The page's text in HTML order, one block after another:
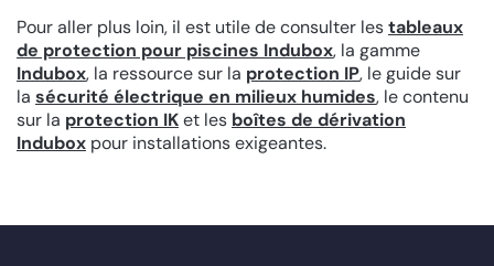
Pour aller plus loin, il est utile de consulter lestableaux
de protection pour piscines Indubox, la gamme
Indubox, la ressource sur la protection IP, le guide sur
la sécurité électrique en milieux humides, le contenu
sur la protection IKet les boîtes de dérivation
Indubox pour installations exigeantes.